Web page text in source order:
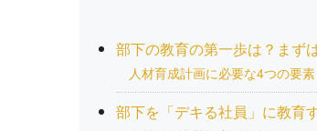
部下の教育の第一歩は？まず
人材育成計画に必要な4つの要素
部下を「デキる社員」に教育